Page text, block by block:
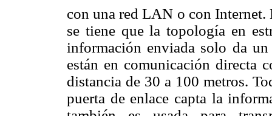
con una red LAN o con Internet.
se tiene que la topología en
información enviada solo da
están en comunicación directa
distancia de 30 a 100 metros.
puerta de enlace capta la